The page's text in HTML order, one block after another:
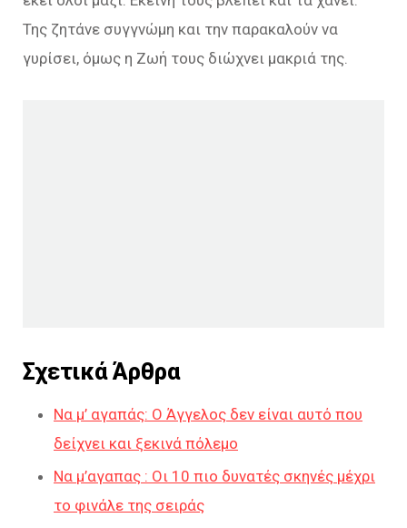
Της ζητάνε συγγνώμη και την παρακαλούν να
γυρίσει, όμως η Ζωή τους διώχνει μακριά της.
Σχετικά Άρθρα
Να μ’ αγαπάς: Ο Άγγελος δεν είναι αυτό που
δείχνει και ξεκινά πόλεμο
Να μ’αγαπας : Οι 10 πιο δυνατές σκηνές μέχρι
το φινάλε της σειράς